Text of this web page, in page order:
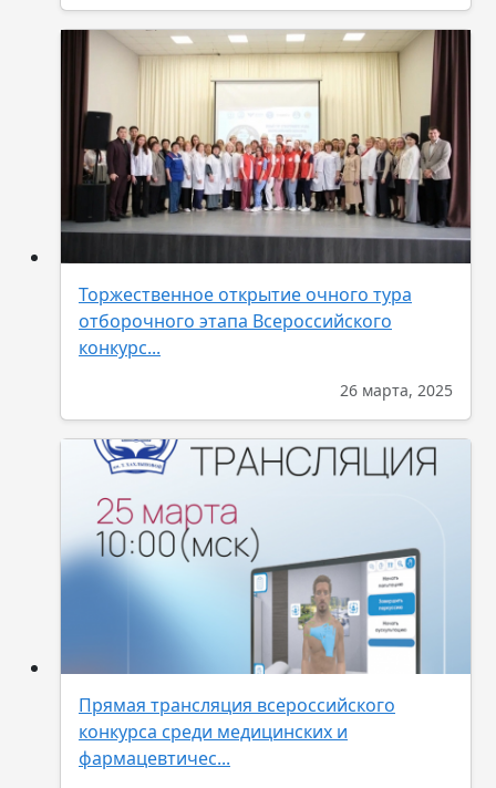
Торжественное открытие очного тура
отборочного этапа Всероссийского
конкурс...
26 марта, 2025
Прямая трансляция всероссийского
конкурса среди медицинских и
фармацевтичес...